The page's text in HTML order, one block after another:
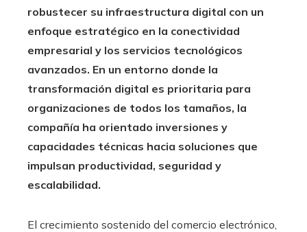
robustecer su infraestructura digital con un
enfoque estratégico en la conectividad
empresarial y los servicios tecnológicos
avanzados. En un entorno donde la
transformación digital es prioritaria para
organizaciones de todos los tamaños, la
compañía ha orientado inversiones y
capacidades técnicas hacia soluciones que
impulsan productividad, seguridad y
escalabilidad.
El crecimiento sostenido del comercio electrónico,